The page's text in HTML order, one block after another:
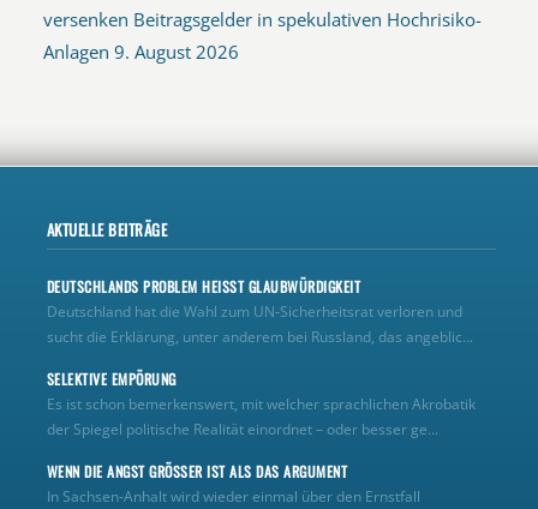
versenken Beitragsgelder in spekulativen Hochrisiko-
Anlagen 9. August 2026
AKTUELLE BEITRÄGE
DEUTSCHLANDS PROBLEM HEISST GLAUBWÜRDIGKEIT
Deutschland hat die Wahl zum UN‑Sicherheitsrat verloren und
sucht die Erklärung, unter anderem bei Russland, das angeblic...
SELEKTIVE EMPÖRUNG
Es ist schon bemerkenswert, mit welcher sprachlichen Akrobatik
der Spiegel politische Realität einordnet – oder besser ge...
WENN DIE ANGST GRÖSSER IST ALS DAS ARGUMENT
In Sachsen-Anhalt wird wieder einmal über den Ernstfall